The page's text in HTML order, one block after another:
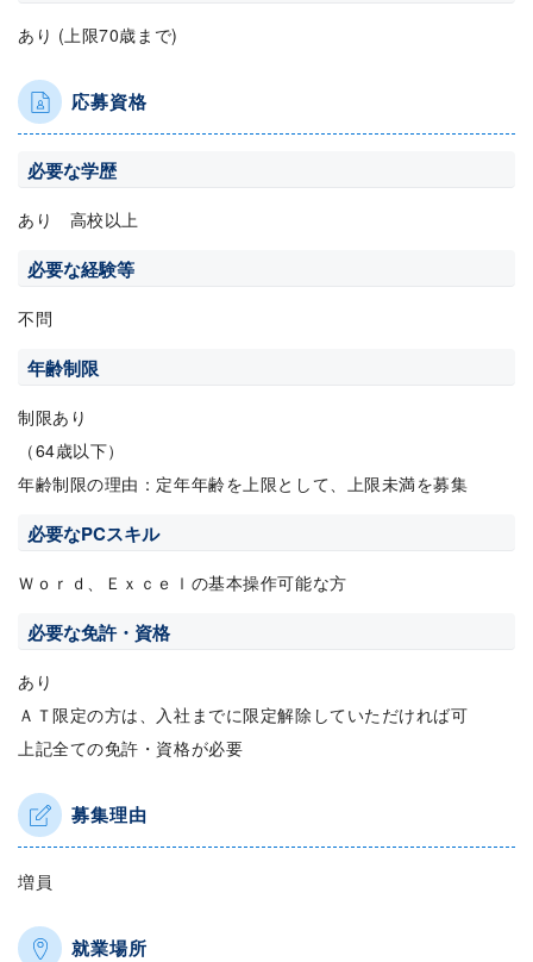
あり (上限70歳まで)
応募資格
必要な学歴
あり 高校以上
必要な経験等
不問
年齢制限
制限あり
（64歳以下）
年齢制限の理由：定年年齢を上限として、上限未満を募集
必要なPCスキル
Ｗｏｒｄ、Ｅｘｃｅｌの基本操作可能な方
必要な免許・資格
あり
ＡＴ限定の方は、入社までに限定解除していただければ可
上記全ての免許・資格が必要
募集理由
増員
就業場所